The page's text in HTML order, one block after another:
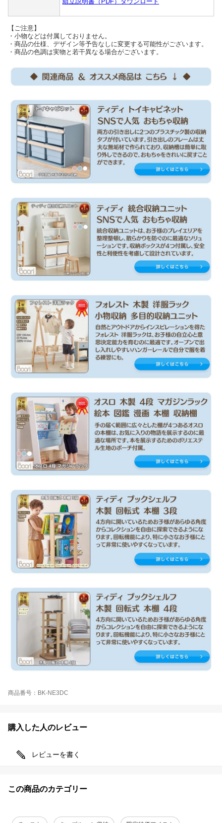
【ご注意】
・小物などは付属しておりません。
・商品の仕様、デザイン等予告なしに変更する可能性がございます。
・商品の色調は実物と若干異なる場合がございます。
商品番号：BK-NE3DC
購入した人のレビュー
レビューを書く
この商品のカテゴリー